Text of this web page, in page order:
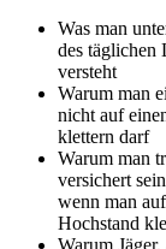
Was man
des täglichen
versteht
Warum man
nicht auf
klettern darf
Warum man
versichert
wenn man
Hochstand